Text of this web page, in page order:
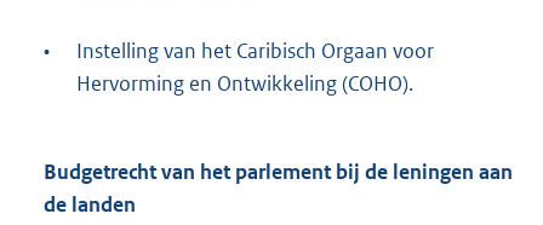
•
Instelling van het Caribisch Orgaan voor
Hervorming en Ontwikkeling (COHO).
Budgetrecht van het parlement bij de leningen aan
de landen